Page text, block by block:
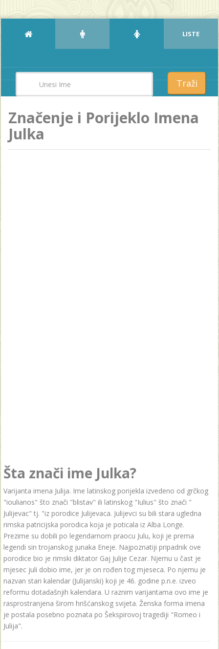
LISTE
Traži
Značenje i Porijeklo Imena
Julka
Šta znači ime Julka?
Varijanta imena Julija. Ime latinskog porijekla izvedeno od grčkog
"ioulianos" što znači "blistav" ili latinskog "Iulius" što znači "
Julijevac" tj. "iz porodice Julijevaca. Julijevci su bili stara ugledna
rimska patricijska porodica koja je poticala iz Alba Longe.
Prezime su dobili po legendarnom praocu Julu, koji je prema
legendi sin trojanskog junaka Eneje. Najpoznatiji pripadnik ove
porodice bio je rimski diktator Gaj Julije Cezar. Njemu u čast je
mjesec juli dobio ime, jer je on rođen tog mjeseca. Po njemu je
nazvan stari kalendar (Julijanski) koji je 46. godine p.n.e. izveo
reformu dotadašnjih kalendara. U raznim varijantama ovo ime je
rasprostranjena širom hrišćanskog svijeta. Ženska forma imena
je postala posebno poznata po Šekspirovoj tragediji "Romeo i
Julija".